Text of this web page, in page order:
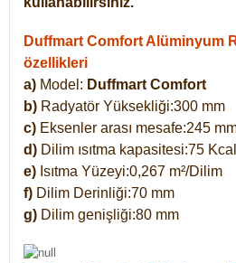
Duffmart Comfort Alüminyum
özellikleri
a) Model: Duffmart Comfort
b) Radyatör Yüksekliği:300 mm
c) Eksenler arası mesafe:245
d) Dilim ısıtma kapasitesi:75 Kcall
e) Isıtma Yüzeyi:0,267 m²/Dilim
f) Dilim Derinliği:70 mm
g) Dilim genişliği:80 mm